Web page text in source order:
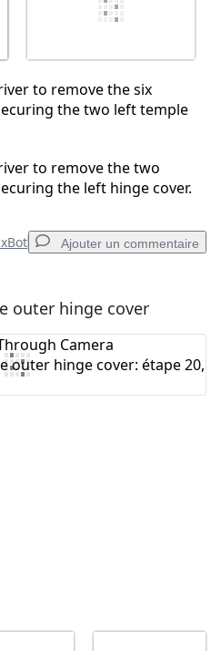
to remove the six
the two left temple
to remove the two
the left hinge cover.
Ajouter un commentaire
commentaire
outer hinge cover